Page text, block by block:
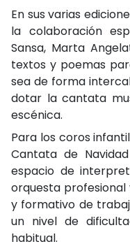
En sus varias
la colaboración
Sansa, Marta
textos y poemas
sea de forma
dotar la cantata
escénica.
Para los coros
Cantata de
espacio de
orquesta
y formativo de
un nivel de
habitual.